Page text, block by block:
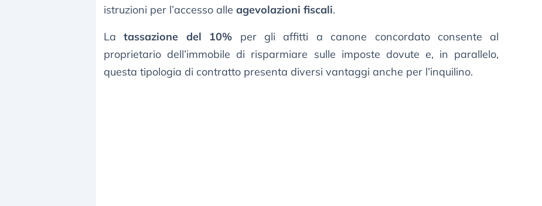
istruzioni per l’accesso alle agevolazioni fiscali.
Latassazione del 10% per gli affitti a canone concordato consente al
proprietario dell’immobile di risparmiare sulle imposte dovute e, in parallelo,
questa tipologia di contratto presenta diversi vantaggi anche per l’inquilino.